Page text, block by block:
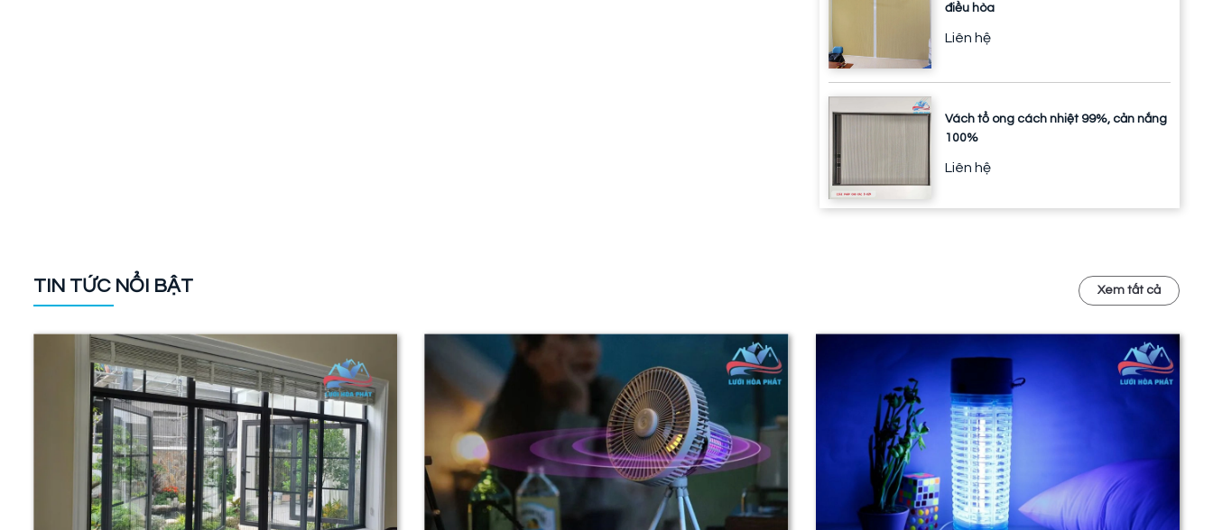
điều hòa
Liên hệ
Vách tổ ong cách nhiệt 99%, cản nắng
100%
Liên hệ
TIN TỨC NỔI BẬT Xem tất cả